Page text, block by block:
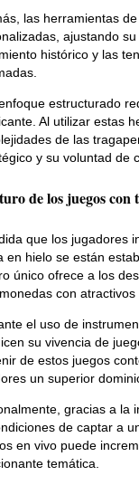
las herramientas
ajustando
histórico y las
estructurado
Al utilizar estas
de las
y su voluntad de
de los juegos con
que los jugadores
en hielo se están
único ofrece a los
con
el uso de
su vivencia de
de estos juegos
un superior
gracias a la
de captar a
en vivo puede
temática.